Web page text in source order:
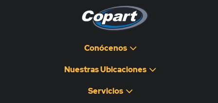
Conócenos
Nuestras Ubicaciones
Servicios